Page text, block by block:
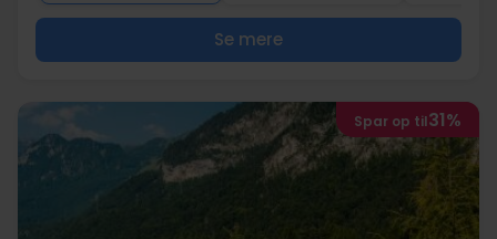
Se mere
Spar op til31%